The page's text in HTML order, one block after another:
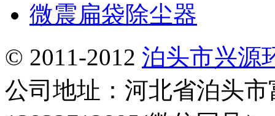
微震扁袋除尘器
© 2011-2012 泊头市兴源
公司地址：河北省泊头